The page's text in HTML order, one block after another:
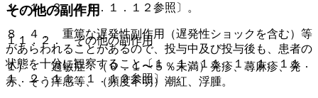
１．１．２、１１．１．１２参照〕。
８．４． 重篤な遅発性副作用（遅発性ショックを含む）等
があらわれることがあるので、投与中及び投与後も、患者の
状態を十分に観察すること〔１．１、１１．１．１、１１．
１．２、１１．１．１２参照〕。
その他の副作用
１１．２． その他の副作用
１）． 過敏症：（０．１〜５％未満）発疹、蕁麻疹、発
赤、そう痒感等、（頻度不明）潮紅、浮腫。